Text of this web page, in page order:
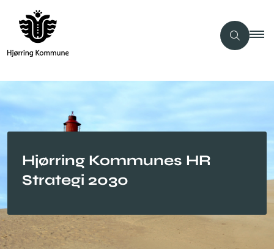
Hjørring Kommunes HR
Strategi 2030